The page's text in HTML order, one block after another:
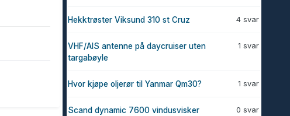
4 svar
Hekktrøster Viksund 310 st Cruz
1 svar
VHF/AIS antenne på daycruiser uten
targabøyle
1 svar
Hvor kjøpe oljerør til Yanmar Qm30?
0 svar
Scand dynamic 7600 vindusvisker